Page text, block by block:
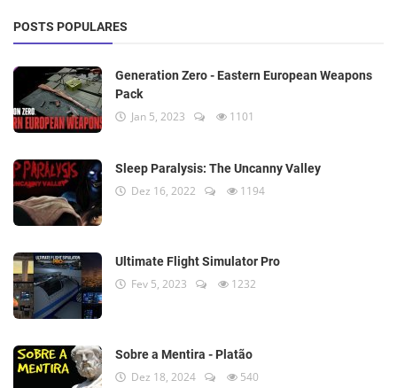
POSTS POPULARES
Generation Zero - Eastern European Weapons
Pack
Jan 5, 2023 1101
Sleep Paralysis: The Uncanny Valley
Dez 16, 2022 1194
Ultimate Flight Simulator Pro
Fev 5, 2023 1232
Sobre a Mentira - Platão
Dez 18, 2024 540